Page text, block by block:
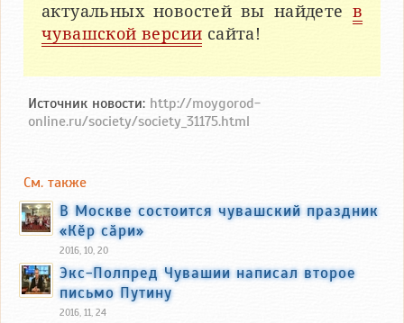
актуальных новостей вы найдете в
чувашской версии сайта!
Источник новости: http://moygorod-
online.ru/society/society_31175.html
См. также
В Москве состоится чувашский праздник
«Кӗр сӑри»
2016, 10, 20
Экс-Полпред Чувашии написал второе
письмо Путину
2016, 11, 24